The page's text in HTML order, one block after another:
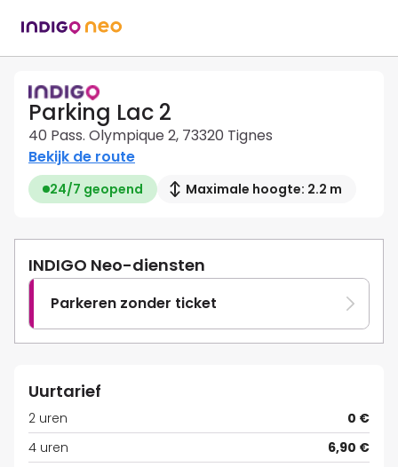
Parking Lac 2
40 Pass. Olympique 2, 73320 Tignes
Bekijk de route
24/7 geopend Maximale hoogte: 2.2 m
INDIGO Neo-diensten
Parkeren zonder ticket
Uurtarief
2 uren
0 €
4 uren
6,90 €